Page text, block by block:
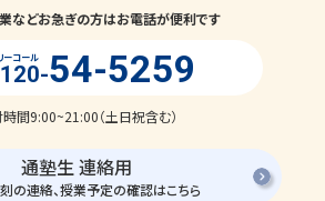
などお急ぎの方はお電話が便利です
ーコール 54-5259
間9:00~21:00（土日祝含む）
通塾生 連絡用
の連絡、授業予定の確認はこちら